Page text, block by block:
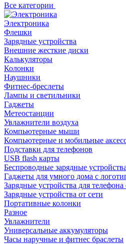
Все категории
Электроника
Флешки
Зарядные устройства
Внешние жесткие диски
Калькуляторы
Колонки
Наушники
Фитнес-бреслеты
Лампы и светильники
Гаджеты
Метеостанции
Увлажнители воздуха
Компьютерные мыши
Компьютерные и мобильные
Подставки для телефонов
USB flash карты
Беспроводные зарядные устройства
Гаджеты для умного дома с
Зарядные устройства для
Зарядные устройства от сети
Портативные колонки
Разное
Увлажнители
Универсальные аккумуляторы
Часы наручные и фитнес браслеты